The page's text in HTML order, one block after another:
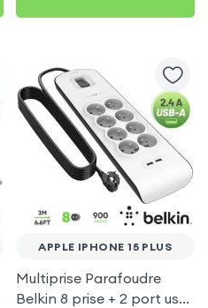
APPLE IPHONE 15 PLUS
Multiprise Parafoudre
Belkin 8 prise + 2 port usb